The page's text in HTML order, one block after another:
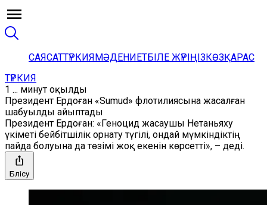
САЯСАТТҮРКИЯМӘДЕНИЕТБІЛЕ ЖҮРІҢІЗКӨЗҚАРАС
ТҮРКИЯ
1 ... минут оқылды
Президент Ердоған «Sumud» флотилиясына жасалған
шабуылды айыптады
Президент Ердоған: «Геноцид жасаушы Нетаньяху
үкіметі бейбітшілік орнату түгілі, ондай мүмкіндіктің
пайда болуына да төзімі жоқ екенін көрсетті», – деді.
Бөлісу